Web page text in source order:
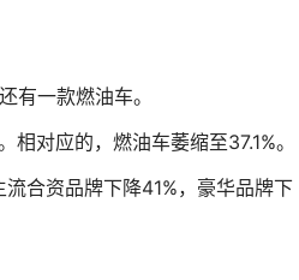
一款燃油车。
对应的，燃油车萎缩至37.1%。
合资品牌下降41%，豪华品牌下